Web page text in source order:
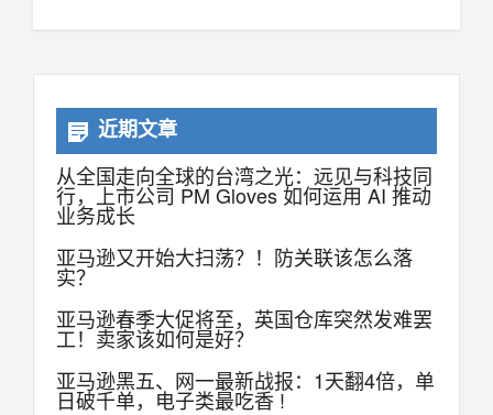
近期文章
从全国走向全球的台湾之光：远见与科技同
行，上市公司 PM Gloves 如何运用 AI 推动
业务成长
亚马逊又开始大扫荡？！防关联该怎么落
实？
亚马逊春季大促将至，英国仓库突然发难罢
工！卖家该如何是好？
亚马逊黑五、网一最新战报：1天翻4倍，单
日破千单，电子类最吃香 !